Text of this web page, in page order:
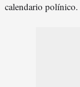
calendario polínico.